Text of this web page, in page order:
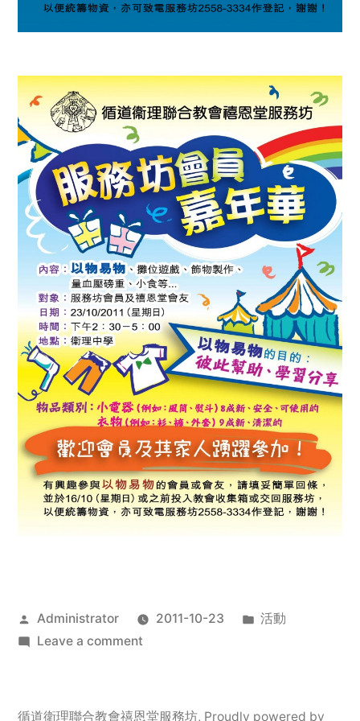
Posted
by
Administrator 2011-10-23
Posted
活動
Leave a commenton
服
循道衛理聯合教會禧恩堂服務坊, Proudly powered by